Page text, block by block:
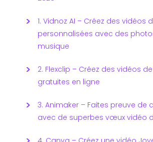
1. Vidnoz AI – Créez des vidéos
personnalisées avec des
musique
2. Flexclip – Créez des vidéos
gratuites en ligne
3. Animaker – Faites preuve de
avec de superbes vœux vidéo